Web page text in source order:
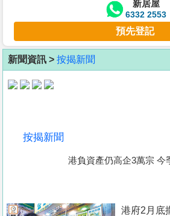
客
地
產
新居屋
6332 2553
預先登記
新聞資訊 > 按揭新聞
按揭新聞
港負資產仍高企3萬宗 今
港府2月底